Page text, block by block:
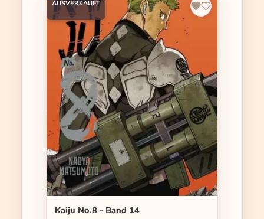
AUSVERKAUFT
Kaiju No.8 - Band 14